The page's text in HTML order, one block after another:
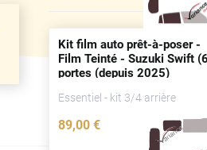
Kit film auto prêt-à-poser -
Film Teinté - Suzuki Swift
portes(depuis2025)
Essentiel - kit 3/4 arrière
89,00 €